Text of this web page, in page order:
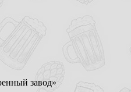
завод»